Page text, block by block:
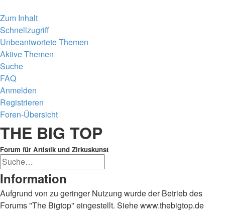
Zum Inhalt
Schnellzugriff
Unbeantwortete Themen
Aktive Themen
Suche
FAQ
Anmelden
Registrieren
Foren-Übersicht
Suche
THE BIG TOP
Forum für Artistik und Zirkuskunst
Information
Aufgrund von zu geringer Nutzung wurde der Betrieb des
Forums "The Bigtop" eingestellt. Siehe www.thebigtop.de